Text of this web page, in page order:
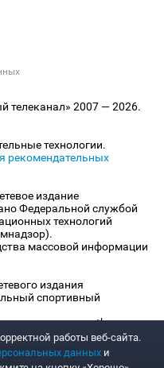
телеканал» 2007 — 2026.
технологии.
рекомендательных
издание
Федеральной службой
технологий
массовой информации
издания
спортивный
«www.sportbox.ru»:
издания
работы веб-сайта.
данных и